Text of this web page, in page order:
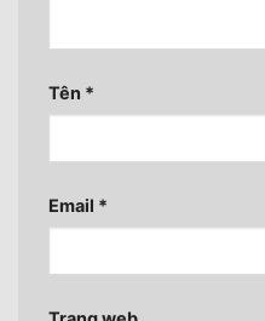
Tên *
Email *